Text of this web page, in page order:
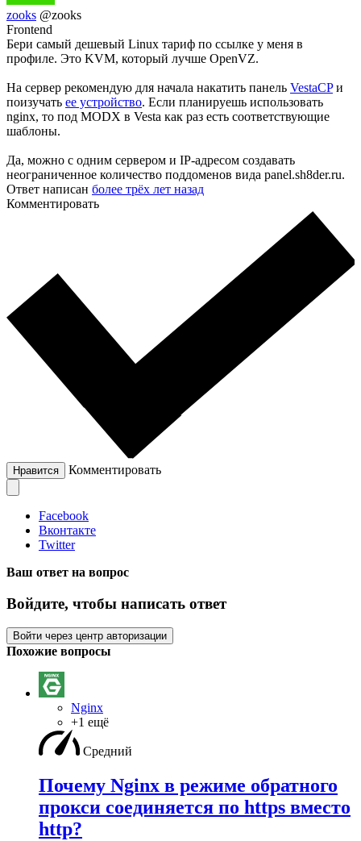
zooks @zooks
Frontend
Бери самый дешевый Linux тариф по ссылке у меня в
профиле. Это KVM, который лучше OpenVZ.
На сервер рекомендую для начала накатить панель VestaCPи
поизучать ее устройство. Если планируешь использовать
nginx, то под MODX в Vesta как раз есть соответствующие
шаблоны.
Да, можно с одним сервером и IP-адресом создавать
неограниченное количество поддоменов вида panel.sh8der.ru.
Ответ написан более трёх лет назад
Комментировать
Нравится Комментировать
Facebook
Вконтакте
Twitter
Ваш ответ на вопрос
Войдите, чтобы написать ответ
Войти через центр авторизации
Похожие вопросы
Nginx
+1 ещё
Средний
Почему Nginx в режиме обратного
прокси соединяется по https вместо
http?